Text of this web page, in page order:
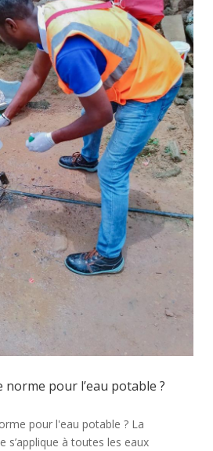
norme pour l’eau potable ?
pour l'eau potable ? La
s’applique à toutes les eaux